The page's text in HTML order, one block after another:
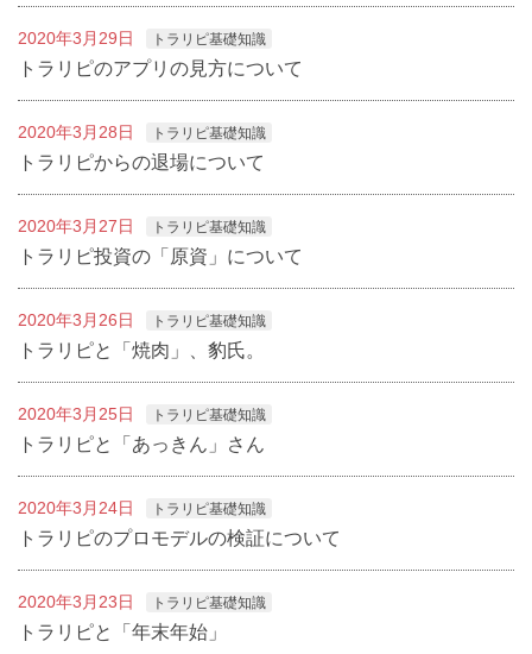
2020年3月29日 トラリピ基礎知識
トラリピのアプリの見方について
2020年3月28日 トラリピ基礎知識
トラリピからの退場について
2020年3月27日 トラリピ基礎知識
トラリピ投資の「原資」について
2020年3月26日 トラリピ基礎知識
トラリピと「焼肉」、豹氏。
2020年3月25日 トラリピ基礎知識
トラリピと「あっきん」さん
2020年3月24日 トラリピ基礎知識
トラリピのプロモデルの検証について
2020年3月23日 トラリピ基礎知識
トラリピと「年末年始」